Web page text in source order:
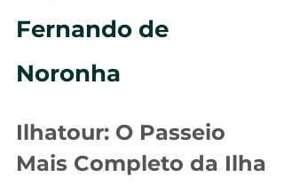
Fernando de
Noronha
Ilhatour: O Passeio
Mais Completo da Ilha